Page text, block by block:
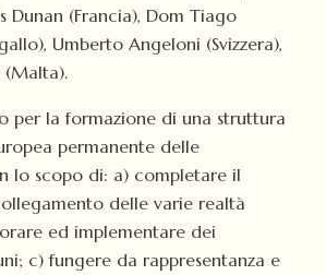
Dunan (Francia), Dom Tiago
Umberto Angeloni (Svizzera),
(Malta).
per la formazione di una struttura
permanente delle
lo scopo di: a) completare il
delle varie realtà
ed implementare dei
c) fungere da rappresentanza e